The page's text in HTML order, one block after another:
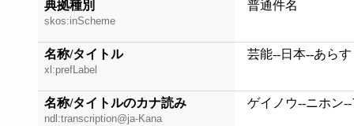
典拠種別
skos:inScheme
普通件名
名称/タイトル
xl:prefLabel
芸能--日本--あらす
名称/タイトルのカナ読み
ndl:transcription@ja-Kana
ゲイノウ--ニホン